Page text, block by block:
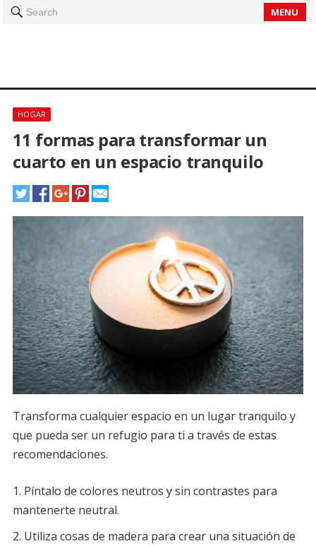
Search MENU
HOGAR
11 formas para transformar un
cuarto en un espacio tranquilo
Transforma cualquier espacio en un lugar tranquilo y
que pueda ser un refugio para ti a través de estas
recomendaciones.
Píntalo de colores neutros y sin contrastes para
mantenerte neutral.
Utiliza cosas de madera para crear una situación de